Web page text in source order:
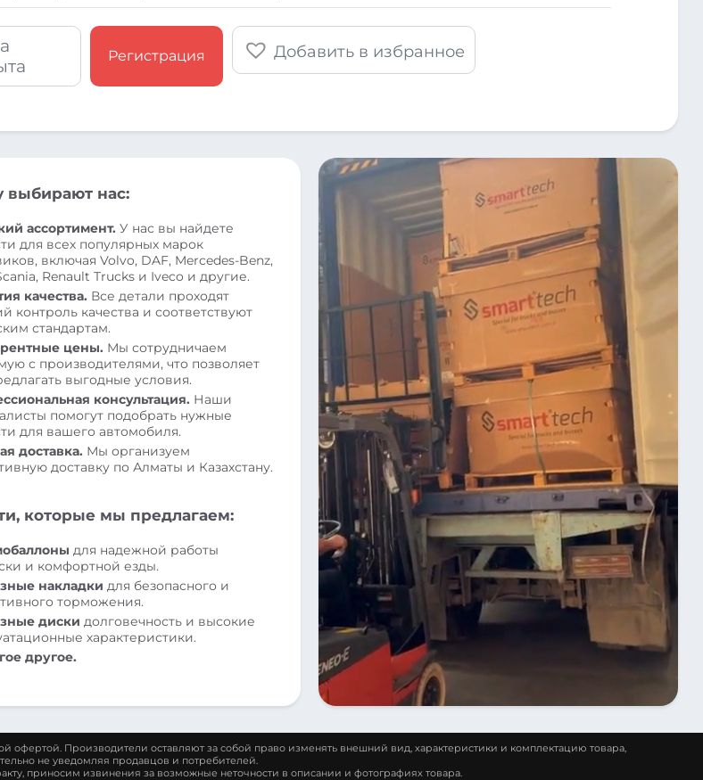
Регистрация Добавить в избранное
выбирают нас:
ассортимент. У нас вы найдете
для всех популярных марок
включая Volvo, DAF, Mercedes-Benz,
Renault Trucks и Iveco и другие.
качества. Все детали проходят
контроль качества и соответствуют
стандартам.
цены. Мы сотрудничаем
с производителями, что позволяет
выгодные условия.
консультация. Наши
помогут подобрать нужные
для вашего автомобиля.
доставка. Мы организуем
доставку по Алматы и Казахстану.
которые мы предлагаем:
для надежной работы
и комфортной езды.
накладки для безопасного и
торможения.
диски долговечность и высокие
характеристики.
другое.
Производители оставляют за собой право изменять внешний вид, характеристики и комплектацию товара,
не уведомляя продавцов и потребителей.
приносим извинения за возможные неточности в описании и фотографиях товара.